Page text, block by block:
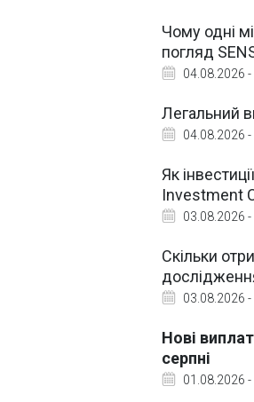
Чому одні
погляд
04.08.2026 -
Легальний
04.08.2026 -
Як
Investment
03.08.2026
Скільки
03.08.2026 -
Нові
серпні
01.08.2026 -